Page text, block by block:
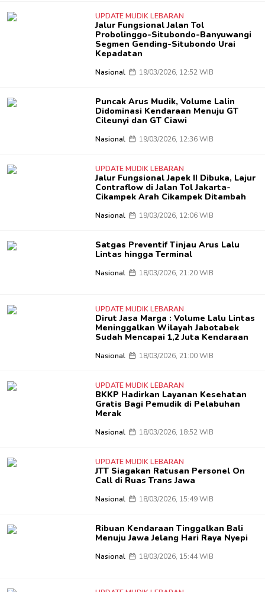
UPDATE MUDIK LEBARAN
Jalur Fungsional Jalan Tol
Probolinggo-Situbondo-Banyuwangi
Segmen Gending-Situbondo Urai
Kepadatan
Nasional 19/03/2026, 12:52 WIB
Puncak Arus Mudik, Volume Lalin
Didominasi Kendaraan Menuju GT
Cileunyi dan GT Ciawi
Nasional 19/03/2026, 12:36 WIB
UPDATE MUDIK LEBARAN
Jalur Fungsional Japek II Dibuka, Lajur
Contraflow di Jalan Tol Jakarta-
Cikampek Arah Cikampek Ditambah
Nasional 19/03/2026, 12:06 WIB
Satgas Preventif Tinjau Arus Lalu
Lintas hingga Terminal
Nasional 18/03/2026, 21:20 WIB
UPDATE MUDIK LEBARAN
Dirut Jasa Marga : Volume Lalu Lintas
Meninggalkan Wilayah Jabotabek
Sudah Mencapai 1,2 Juta Kendaraan
Nasional 18/03/2026, 21:00 WIB
UPDATE MUDIK LEBARAN
BKKP Hadirkan Layanan Kesehatan
Gratis Bagi Pemudik di Pelabuhan
Merak
Nasional 18/03/2026, 18:52 WIB
UPDATE MUDIK LEBARAN
JTT Siagakan Ratusan Personel On
Call di Ruas Trans Jawa
Nasional 18/03/2026, 15:49 WIB
Ribuan Kendaraan Tinggalkan Bali
Menuju Jawa Jelang Hari Raya Nyepi
Nasional 18/03/2026, 15:44 WIB